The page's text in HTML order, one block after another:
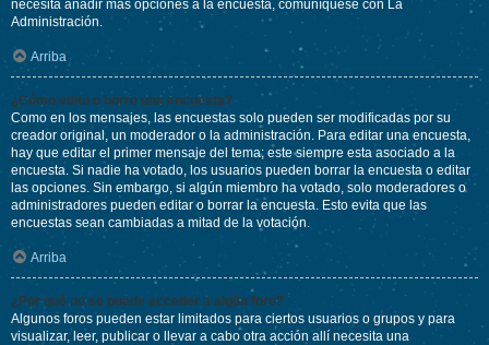
necesita añadir más opciones a la encuesta, comuníquese con La
Administración.
Arriba
¿Cómo edito o borro una encuesta?
Como en los mensajes, las encuestas solo pueden ser modificadas por su
creador original, un moderador o la administración. Para editar una encuesta,
hay que editar el primer mensaje del tema; este siempre esta asociado a la
encuesta. Si nadie ha votado, los usuarios pueden borrar la encuesta o editar
las opciones. Sin embargo, si algún miembro ha votado, solo moderadores o
administradores pueden editar o borrar la encuesta. Esto evita que las
encuestas sean cambiadas a mitad de la votación.
Arriba
¿Por qué no se puede acceder a algún foro?
Algunos foros pueden estar limitados para ciertos usuarios o grupos y para
visualizar, leer, publicar o llevar a cabo otra acción allí necesita una